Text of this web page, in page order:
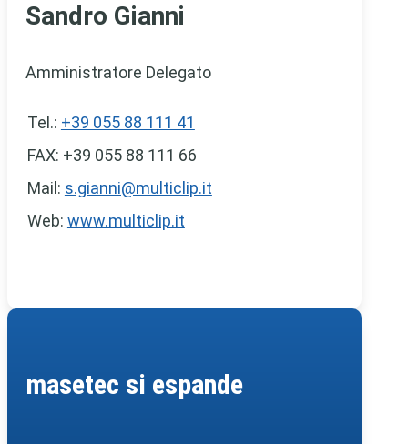
Sandro Gianni
Amministratore Delegato
Tel.: +39 055 88 111 41
FAX: +39 055 88 111 66
Mail: s.gianni@multiclip.it
Web: www.multiclip.it
masetec si espande